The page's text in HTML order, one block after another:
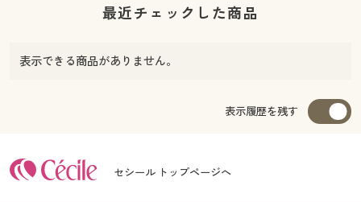
最近チェックした商品
表示できる商品がありません。
表示履歴を残す
セシール トップページへ